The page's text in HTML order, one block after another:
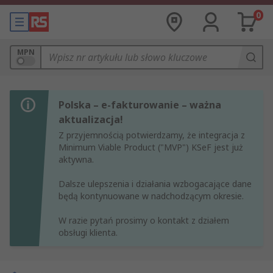
0
MPN
Polska – e-fakturowanie – ważna
aktualizacja!
Z przyjemnością potwierdzamy, że integracja z
Minimum Viable Product ("MVP") KSeF jest już
aktywna.
Dalsze ulepszenia i działania wzbogacające dane
będą kontynuowane w nadchodzącym okresie.
W razie pytań prosimy o kontakt z działem
obsługi klienta.